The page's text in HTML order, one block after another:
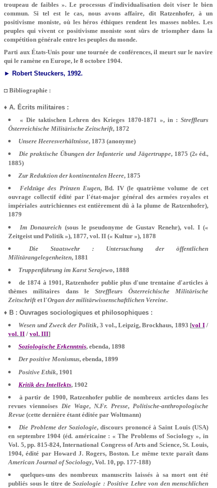
troupeau de faibles ». Le processus d'individualisation doit viser le bien
commun. Si tel est le cas, nous avons affaire, dit Ratzenhofer, à un
positivisme moniste, où les héros éthiques rendent les masses nobles. Les
peuples qui vivent ce positivisme moniste sont sûrs de triompher dans la
compétition générale entre les peuples du monde.
Parti aux États-Unis pour une tournée de conférences, il meurt sur le navire
qui le ramène en Europe, le 8 octobre 1904.
► Robert Steuckers, 1992.
◘ Bibliographie :
♦ A. Écrits militaires :
« Die taktischen Lehren des Krieges 1870-1871 », in : Streffleurs
Österreichische Militärische Zeitschrift, 1872
Unsere Heeresverhältnisse, 1873 (anonyme)
Die praktische Übungen der Infanterie und Jägertruppe, 1875 (2eéd.,
1885)
Zur Reduktion der kontinentalen Heere, 1875
Feldzüge des Prinzen Eugen, Bd. IV (le quatrième volume de cet
ouvrage collectif édité par l'état-major général des armées royales et
impériales autrichiennes est entièrement dû à la plume de Ratzenhofer),
1879
Im Donaureich (sous le pseudonyme de Gustav Renehr), vol. I («
Zeitgeist und Politik »), 1877, vol. II (« Kultur »), 1878
Die Staatswehr : Untersuchung der öffentlichen
Militärangelegenheiten, 1881
Truppenführung im Karst Serajewo, 1888
de 1874 à 1901, Ratzenhofer publie plus d'une trentaine d'articles à
thèmes militaires dans le Streffleurs Österreichische Militärische
Zeitschrift et l'Organ der militärwissenschaftlichen Vereine.
♦ B : Ouvrages sociologiques et philosophiques :
Wesen und Zweck der Politik, 3 vol., Leipzig, Brockhaus, 1893 [vol I/
vol. II /vol. III]
Soziologische Erkenntnis, ebenda, 1898
Der positive Monismus, ebenda, 1899
Positive Ethik, 1901
Kritik des Intellekts, 1902
à partir de 1900, Ratzenhofer publie de nombreux articles dans les
revues viennoises Die Wage, N.Fr. Presse, Politische-anthropologische
Revue (cette dernière étant éditée par Woltmann)
Die Probleme der Soziologie, discours prononcé à Saint Louis (USA)
en septembre 1904 (éd. américaine : « The Problems of Sociology », in
Vol. 5, pp. 815-824, International Congress of Arts and Science, St. Louis,
1904, édité par Howard J. Rogers, Boston. Le même texte paraît dans
American Journal of Sociology, Vol. 10, pp. 177-188)
quelques-uns des nombreux manuscrits laissés à sa mort ont été
publiés sous le titre deSoziologie : Positive Lehre von den menschlichen